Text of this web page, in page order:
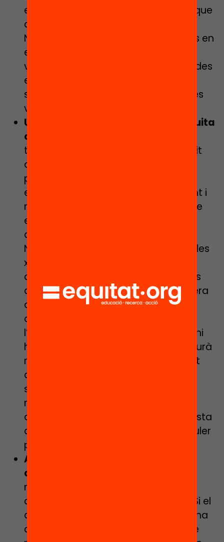
equip, gran i amb molta formació, i que
continuïn recolzant-nos”, explica la
Núria Sabaté, però es planteja riscos en
el repartiment dels recursos el curs
vinent: “Quan es reparteixin les partides
econòmiques caldrà que els polítics
siguin valents i ajudin als centres més
vulnerables”.
Un recordatori: no abandonar la lluita
contra la segregació escolar
tancament de les escoles ha impedit
que molts centres segregats hagin
pogut mostrar els seus projectes
educatius. “Tenim un projecte potent i
reflectim millor la societat actual que
els centres on només hi ha alumnes
autòctons”, afirma rotundament la
Núria, que aquests dies ha fet servir les
xarxes socials per fer difusió del seu
centre en substitució de les jornades
de portes obertes. La directora espera
que la segregació escolar continuï
ocupant un espai important en
l’agenda política, però tem que “no hi
hagi recursos per a tot perquè hi haurà
moltes necessitats més”. No obstant
això, defensa que “lluitar contra la
segregació serà més necessari que
mai” i, atenent al que ha vist a les
darreres reunions, sembla que aquesta
qüestió seguirà ocupat un lloc al tauler
polític.
Aprofundir en l’ensenyament no
acadèmic
model educatiu globalitzat i
competencial va guanyant punts. “Si el
que volem és formar personetes, hi ha
coses que no cal que sàpiguen i que